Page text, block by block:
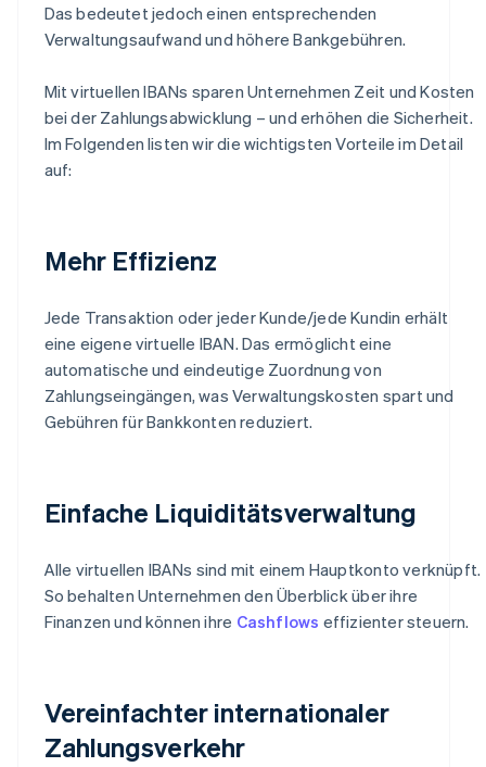
Das bedeutet jedoch einen entsprechenden
Verwaltungsaufwand und höhere Bankgebühren.
Mit virtuellen IBANs sparen Unternehmen Zeit und Kosten
bei der Zahlungsabwicklung – und erhöhen die Sicherheit.
Im Folgenden listen wir die wichtigsten Vorteile im Detail
auf:
Mehr Effizienz
Jede Transaktion oder jeder Kunde/jede Kundin erhält
eine eigene virtuelle IBAN. Das ermöglicht eine
automatische und eindeutige Zuordnung von
Zahlungseingängen, was Verwaltungskosten spart und
Gebühren für Bankkonten reduziert.
Einfache Liquiditätsverwaltung
Alle virtuellen IBANs sind mit einem Hauptkonto verknüpft.
So behalten Unternehmen den Überblick über ihre
Finanzen und können ihre Cashflows effizienter steuern.
Vereinfachter internationaler
Zahlungsverkehr